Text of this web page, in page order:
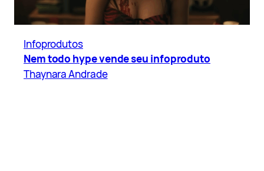
Infoprodutos
Nem todo hype vende seu infoproduto
Thaynara Andrade